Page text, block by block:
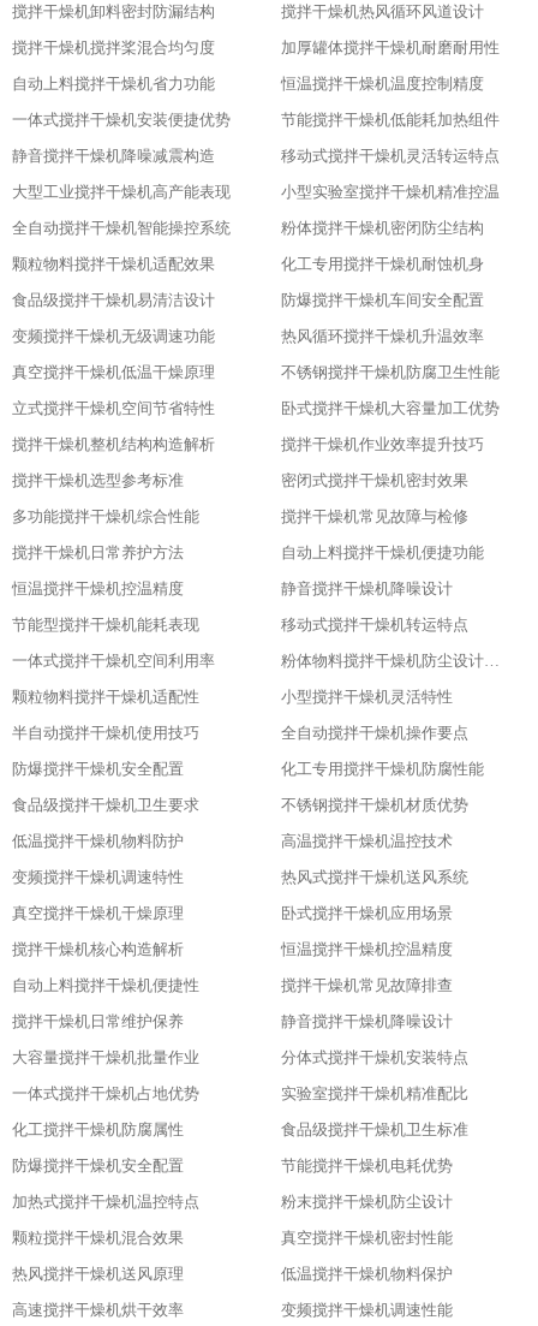
搅拌干燥机卸料密封防漏结构
搅拌干燥机热风循环风道设计
搅拌干燥机搅拌桨混合均匀度
加厚罐体搅拌干燥机耐磨耐用性
自动上料搅拌干燥机省力功能
恒温搅拌干燥机温度控制精度
一体式搅拌干燥机安装便捷优势
节能搅拌干燥机低能耗加热组件
静音搅拌干燥机降噪减震构造
移动式搅拌干燥机灵活转运特点
大型工业搅拌干燥机高产能表现
小型实验室搅拌干燥机精准控温
全自动搅拌干燥机智能操控系统
粉体搅拌干燥机密闭防尘结构
颗粒物料搅拌干燥机适配效果
化工专用搅拌干燥机耐蚀机身
食品级搅拌干燥机易清洁设计
防爆搅拌干燥机车间安全配置
变频搅拌干燥机无级调速功能
热风循环搅拌干燥机升温效率
真空搅拌干燥机低温干燥原理
不锈钢搅拌干燥机防腐卫生性能
立式搅拌干燥机空间节省特性
卧式搅拌干燥机大容量加工优势
搅拌干燥机整机结构构造解析
搅拌干燥机作业效率提升技巧
搅拌干燥机选型参考标准
密闭式搅拌干燥机密封效果
多功能搅拌干燥机综合性能
搅拌干燥机常见故障与检修
搅拌干燥机日常养护方法
自动上料搅拌干燥机便捷功能
恒温搅拌干燥机控温精度
静音搅拌干燥机降噪设计
节能型搅拌干燥机能耗表现
移动式搅拌干燥机转运特点
一体式搅拌干燥机空间利用率
粉体物料搅拌干燥机防尘设计粉体物料搅拌干燥机防尘设计
颗粒物料搅拌干燥机适配性
小型搅拌干燥机灵活特性
半自动搅拌干燥机使用技巧
全自动搅拌干燥机操作要点
防爆搅拌干燥机安全配置
化工专用搅拌干燥机防腐性能
食品级搅拌干燥机卫生要求
不锈钢搅拌干燥机材质优势
低温搅拌干燥机物料防护
高温搅拌干燥机温控技术
变频搅拌干燥机调速特性
热风式搅拌干燥机送风系统
真空搅拌干燥机干燥原理
卧式搅拌干燥机应用场景
搅拌干燥机核心构造解析
恒温搅拌干燥机控温精度
自动上料搅拌干燥机便捷性
搅拌干燥机常见故障排查
搅拌干燥机日常维护保养
静音搅拌干燥机降噪设计
大容量搅拌干燥机批量作业
分体式搅拌干燥机安装特点
一体式搅拌干燥机占地优势
实验室搅拌干燥机精准配比
化工搅拌干燥机防腐属性
食品级搅拌干燥机卫生标准
防爆搅拌干燥机安全配置
节能搅拌干燥机电耗优势
加热式搅拌干燥机温控特点
粉末搅拌干燥机防尘设计
颗粒搅拌干燥机混合效果
真空搅拌干燥机密封性能
热风搅拌干燥机送风原理
低温搅拌干燥机物料保护
高速搅拌干燥机烘干效率
变频搅拌干燥机调速性能